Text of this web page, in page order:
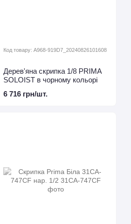
Код товару: A968-919D7_20240826101608
Дерев'яна скрипка 1/8 PRIMA
SOLOIST в чорному кольорі
6 716 грн/шт.